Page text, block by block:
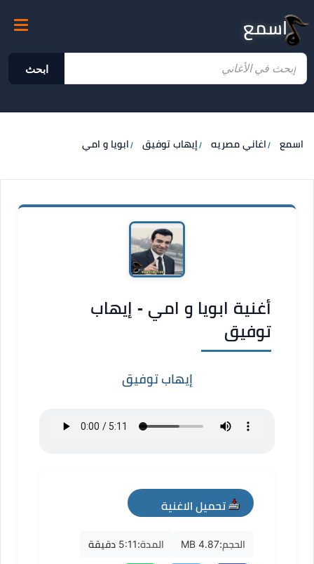
اسمع
ابحث
اسمع اغاني مصريه إيهاب توفيق ابويا و امي
أغنية ابويا و امي - إيهاب
توفيق
إيهاب توفيق
تحميل الاغنية
mp3
الحجم:4.87 MB المدة:5:11 دقيقة